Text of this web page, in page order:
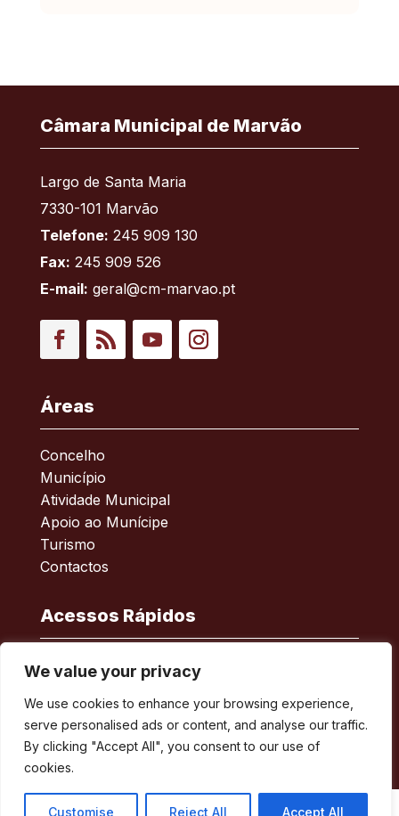
We value your privacy
We use cookies to enhance your browsing experience,
serve personalised ads or content, and analyse our traffic.
By clicking "Accept All", you consent to our use of
cookies.
Customise Reject All Accept All
Câmara Municipal de Marvão
Largo de Santa Maria
7330-101 Marvão
Telefone: 245 909 130
Fax: 245 909 526
E-mail: geral@cm-marvao.pt
Áreas
Concelho
Município
Atividade Municipal
Apoio ao Munícipe
Turismo
Contactos
Acessos Rápidos
Acessibilidade
ERSAR – Reclamações
A minha Rua
Boletim Municipal